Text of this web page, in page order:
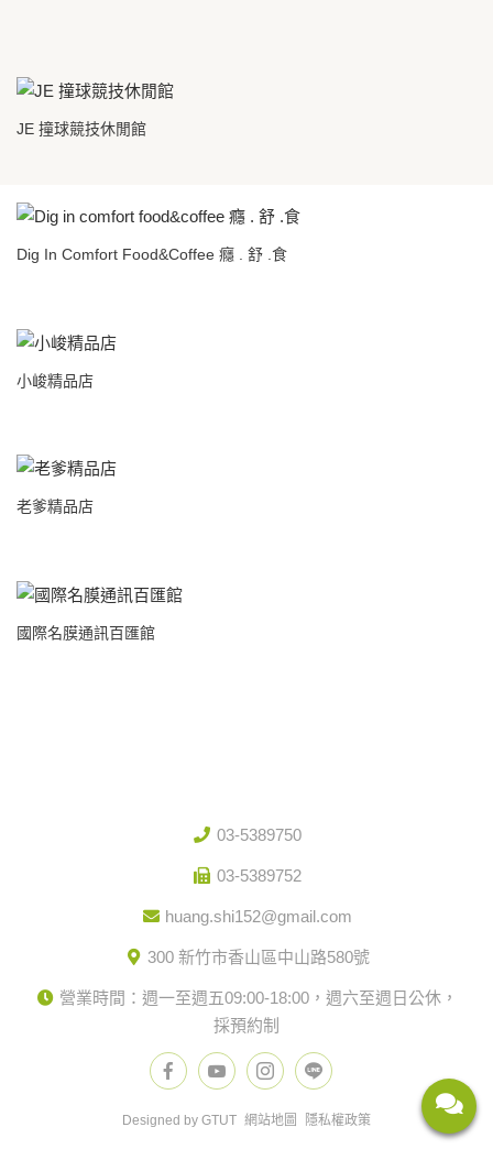
JE 撞球競技休閒館
Dig In Comfort Food&coffee 癮 . 舒 .食
小峻精品店
老爹精品店
國際名膜通訊百匯館
03-5389750
03-5389752
huang.shi152@gmail.com
300 新竹市香山區中山路580號
營業時間：週一至週五09:00-18:00，週六至週日公休，
採預約制
Designed by GTUT 網站地圖 隱私權政策